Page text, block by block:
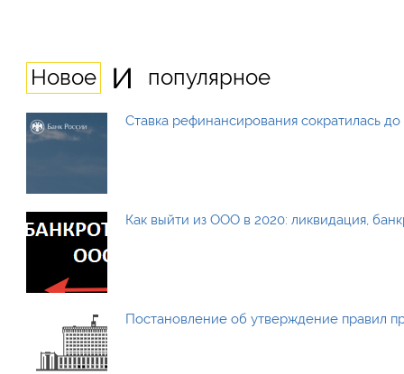
Новое и популярное
Ставка рефинансирования сократилась
Как выйти из ООО в 2020: ликвидация,
Постановление об утверждение правил